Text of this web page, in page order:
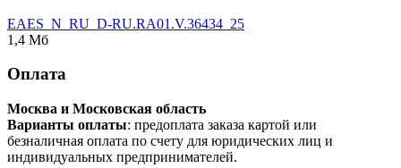
EAES_N_RU_D-RU.RA01.V.36434_25
1,4 Мб
Оплата
Москва и Московская область
Варианты оплаты: предоплата заказа картой или
безналичная оплата по счету для юридических лиц и
индивидуальных предпринимателей.